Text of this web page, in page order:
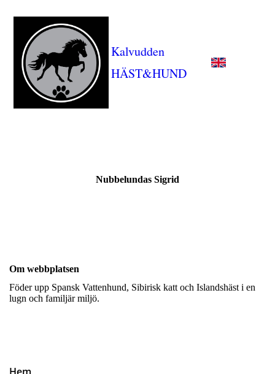
Kalvudden
HÄST&HUND
Nubbelundas Sigrid
Om webbplatsen
Föder upp Spansk Vattenhund, Sibirisk katt och Islandshäst i en
lugn och familjär miljö.